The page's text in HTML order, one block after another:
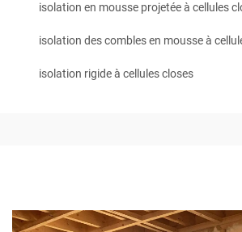
isolation en mousse projetée à cellules
isolation des combles en mousse à
isolation rigide à cellules closes